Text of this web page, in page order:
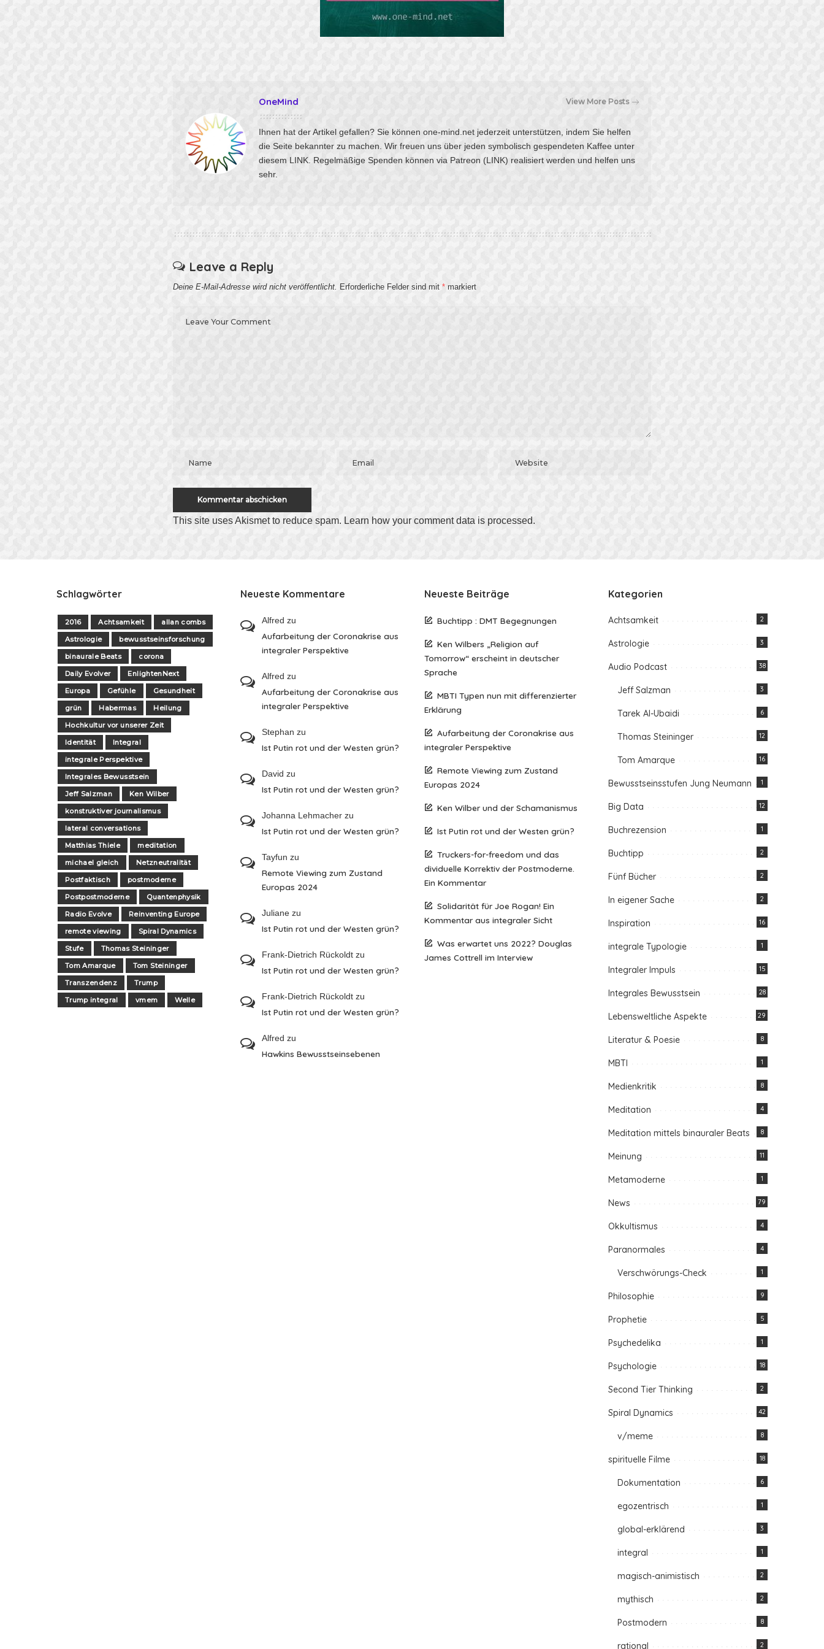
OneMind View More Posts
Ihnen hat der Artikel gefallen? Sie können one-mind.net jederzeit unterstützen, indem Sie helfen
die Seite bekannter zu machen. Wir freuen uns über jeden symbolisch gespendeten Kaffee unter
diesem LINK. Regelmäßige Spenden können via Patreon (LINK) realisiert werden und helfen uns
sehr.
Leave a Reply
Deine E-Mail-Adresse wird nicht veröffentlicht. Erforderliche Felder sind mit * markiert
This site uses Akismet to reduce spam. Learn how your comment data is processed.
Schlagwörter
2016 Achtsamkeit
allan combs
Astrologie
bewusstseinsforschung
binaurale Beats
corona
Daily Evolver
EnlightenNext
Europa
Gefühle
Gesundheit
grün
Habermas
Heilung
Hochkultur vor unserer Zeit
Identität
Integral
integrale Perspektive
Integrales Bewusstsein
Jeff Salzman
Ken Wilber
konstruktiver journalismus
lateral conversations
Matthias Thiele
meditation
michael gleich
Netzneutralität
Postfaktisch
postmoderne
Postpostmoderne
Quantenphysik
Radio Evolve
Reinventing Europe
remote viewing
Spiral Dynamics
Stufe
Thomas Steininger
Tom Amarque
Tom Steininger
Transzendenz
Trump
Trump integral
vmem Welle
Neueste Kommentare
Alfred zu
Aufarbeitung der Coronakrise aus
integraler Perspektive
Alfred zu
Aufarbeitung der Coronakrise aus
integraler Perspektive
Stephan zu
Ist Putin rot und der Westen grün?
David zu
Ist Putin rot und der Westen grün?
Johanna Lehmacher zu
Ist Putin rot und der Westen grün?
Tayfun zu
Remote Viewing zum Zustand
Europas 2024
Juliane zu
Ist Putin rot und der Westen grün?
Frank-Dietrich Rückoldt zu
Ist Putin rot und der Westen grün?
Frank-Dietrich Rückoldt zu
Ist Putin rot und der Westen grün?
Alfred zu
Hawkins Bewusstseinsebenen
Neueste Beiträge
Buchtipp : DMT Begegnungen
Ken Wilbers „Religion auf
Tomorrow“ erscheint in deutscher
Sprache
MBTI Typen nun mit differenzierter
Erklärung
Aufarbeitung der Coronakrise aus
integraler Perspektive
Remote Viewing zum Zustand
Europas 2024
Ken Wilber und der Schamanismus
Ist Putin rot und der Westen grün?
Truckers-for-freedom und das
dividuelle Korrektiv der Postmoderne.
Ein Kommentar
Solidarität für Joe Rogan! Ein
Kommentar aus integraler Sicht
Was erwartet uns 2022? Douglas
James Cottrell im Interview
Kategorien
Achtsamkeit 2
Astrologie 3
Audio Podcast 38
Jeff Salzman 3
Tarek Al-Ubaidi 6
Thomas Steininger 12
Tom Amarque 16
Bewusstseinsstufen Jung Neumann 1
Big Data 12
Buchrezension 1
Buchtipp 2
Fünf Bücher 2
In eigener Sache 2
Inspiration 16
integrale Typologie 1
Integraler Impuls 15
Integrales Bewusstsein 28
Lebensweltliche Aspekte 29
Literatur & Poesie 8
MBTI 1
Medienkritik 8
Meditation 4
Meditation mittels binauraler Beats 8
Meinung 11
Metamoderne 1
News 79
Okkultismus 4
Paranormales 4
Verschwörungs-Check 1
Philosophie 9
Prophetie 5
Psychedelika 1
Psychologie 18
Second Tier Thinking 2
Spiral Dynamics 42
v/meme 8
spirituelle Filme 18
Dokumentation 6
egozentrisch 1
global-erklärend 3
integral 1
magisch-animistisch 2
mythisch 2
Postmodern 8
rational 2